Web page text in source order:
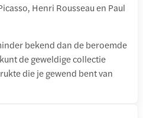
Henri Rousseau en Paul
bekend dan de beroemde
de geweldige collectie
die je gewend bent van